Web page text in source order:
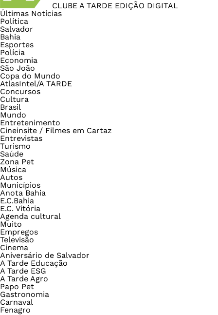
CLUBE A TARDE EDIÇÃO DIGITAL
Últimas Notícias
Política
Salvador
Bahia
Esportes
Polícia
Economia
São João
Copa do Mundo
AtlasIntel/A TARDE
Concursos
Cultura
Brasil
Mundo
Entretenimento
Cineinsite / Filmes em Cartaz
Entrevistas
Turismo
Saúde
Zona Pet
Música
Autos
Municípios
Anota Bahia
E.C.Bahia
E.C. Vitória
Agenda cultural
Muito
Empregos
Televisão
Cinema
Aniversário de Salvador
A Tarde Educação
A Tarde ESG
A Tarde Agro
Papo Pet
Gastronomia
Carnaval
Fenagro